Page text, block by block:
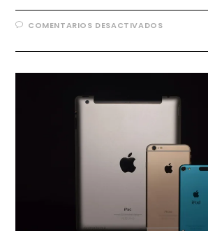
COMENTARIOS DESACTIVADOS